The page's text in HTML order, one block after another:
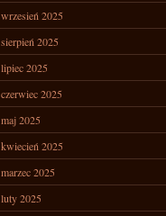
wrzesień 2025
sierpień 2025
lipiec 2025
czerwiec 2025
maj 2025
kwiecień 2025
marzec 2025
luty 2025